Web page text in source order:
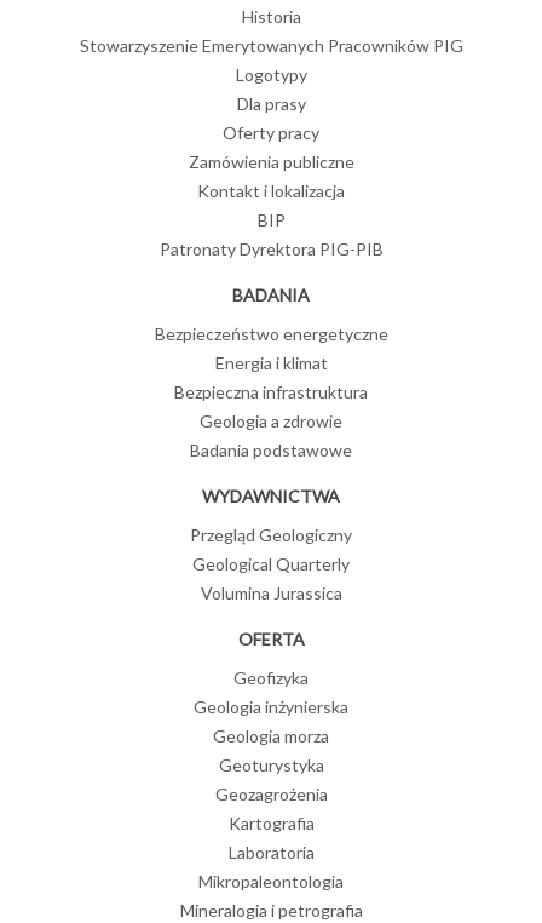
Historia
Stowarzyszenie Emerytowanych Pracowników PIG
Logotypy
Dla prasy
Oferty pracy
Zamówienia publiczne
Kontakt i lokalizacja
BIP
Patronaty Dyrektora PIG-PIB
BADANIA
Bezpieczeństwo energetyczne
Energia i klimat
Bezpieczna infrastruktura
Geologia a zdrowie
Badania podstawowe
WYDAWNICTWA
Przegląd Geologiczny
Geological Quarterly
Volumina Jurassica
OFERTA
Geofizyka
Geologia inżynierska
Geologia morza
Geoturystyka
Geozagrożenia
Kartografia
Laboratoria
Mikropaleontologia
Mineralogia i petrografia